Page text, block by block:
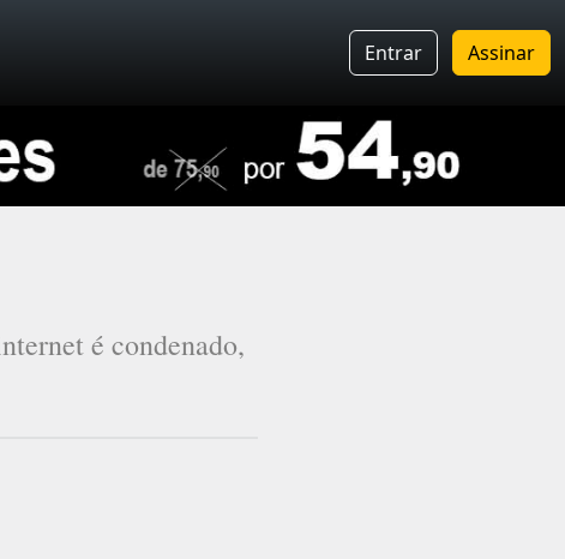
Entrar Assinar
é condenado,